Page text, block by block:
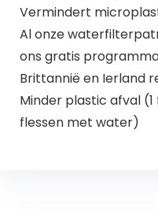
Vermindert
Al onze
ons gratis
Brittannië en Ierland
Minder plastic afval
flessen met water)